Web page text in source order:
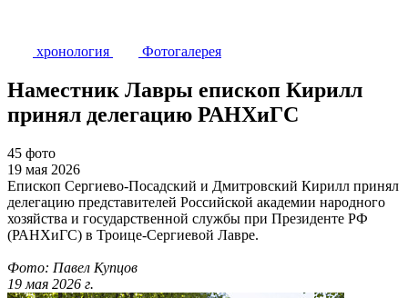
хронология Фотогалерея
Наместник Лавры епископ Кирилл
принял делегацию РАНХиГС
45 фото
19 мая 2026
Епископ Сергиево-Посадский и Дмитровский Кирилл принял
делегацию представителей Российской академии народного
хозяйства и государственной службы при Президенте РФ
(РАНХиГС) в Троице-Сергиевой Лавре.
Фото: Павел Купцов
19 мая 2026 г.